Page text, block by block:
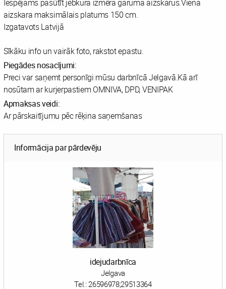
Iespējams pasūtīt jebkura izmēra garuma aizskarus.Viena
aizskara maksimālais platums 150 cm.
Izgatavots Latvijā
Sīkāku info un vairāk foto, rakstot epastu.
Piegādes nosacījumi:
Preci var saņemt personīgi mūsu darbnīcā Jelgavā.Kā arī
nosūtam ar kurjerpastiem OMNIVA, DPD, VENIPAK
Apmaksas veidi:
Ar pārskaitījumu pēc rēķina saņemšanas
Informācija par pārdevēju
idejudarbnīca
Jelgava
Tel.:26596978;29513364